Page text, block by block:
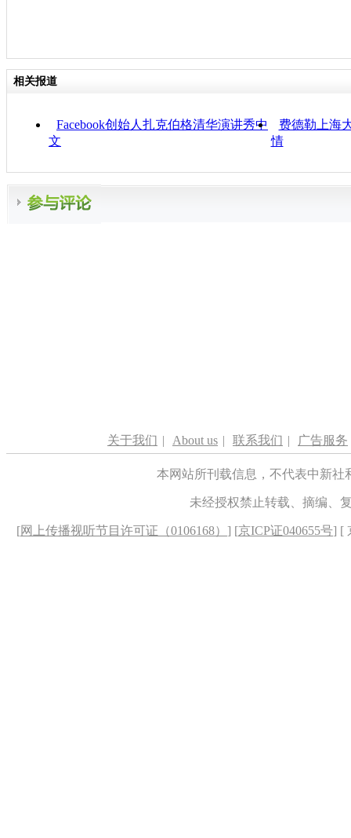
相关报道
Facebook创始人扎克伯格清华演讲秀中
文
费德勒上海
情
关于我们 | About us | 联系我们 | 广告服务
本网站所刊载信息，不代表中新
未经授权禁止转载、摘编、
[网上传播视听节目许可证（0106168） ] [京ICP证040655号] [